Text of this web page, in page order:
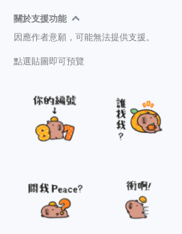
關於支援功能
因應作者意願，可能無法提供支援。
點選貼圖即可預覽